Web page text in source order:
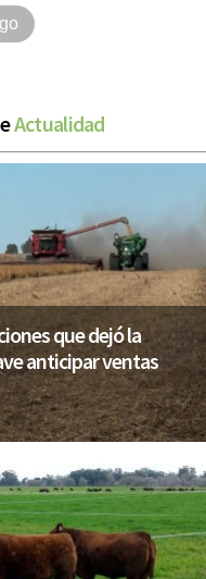
Actualidad
que dejó la
anticipar ventas